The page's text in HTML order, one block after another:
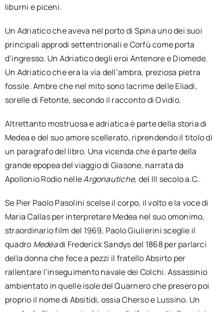
liburni e piceni.
Un Adriatico che aveva nel porto di Spina uno dei suoi
principali approdi settentrionali e Corfù come porta
d’ingresso. Un Adriatico degli eroi Antenore e Diomede.
Un Adriatico che era la via dell’ambra, preziosa pietra
fossile. Ambre che nel mito sono lacrime delle Eliadi,
sorelle di Fetonte, secondo il racconto di Ovidio.
Altrettanto mostruosa e adriatica è parte della storia di
Medea e del suo amore scellerato, riprendendo il titolo di
un paragrafo del libro. Una vicenda che è parte della
grande epopea del viaggio di Giasone, narrata da
Apollonio Rodio nelleArgonautiche, del III secolo a.C..
Se Pier Paolo Pasolini scelse il corpo, il volto e la voce di
Maria Callas per interpretare Medea nel suo omonimo,
straordinario film del 1969, Paolo Giulierini sceglie il
quadro Medeadi Frederick Sandys del 1868 per parlarci
della donna che fece a pezzi il fratello Absirto per
rallentare l’inseguimento navale dei Colchi. Assassinio
ambientato in quelle isole del Quarnero che presero poi
proprio il nome di Absitidi, ossia Cherso e Lussino. Un